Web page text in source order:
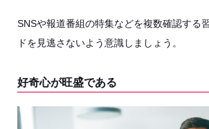
SNSや報道番組の特集などを複数確認する
ドを見逃さないよう意識しましょう。
好奇心が旺盛である